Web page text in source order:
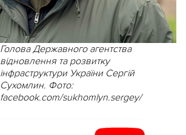
Голова Державного агентства
відновлення та розвитку
інфраструктури України Сергій
Сухомлин. Фото:
facebook.com/sukhomlyn.sergey/